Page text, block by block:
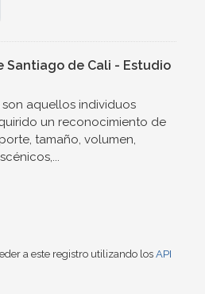
Santiago de Cali - Estudio
aquellos individuos
un reconocimiento de
tamaño, volumen,
a este registro utilizando los API